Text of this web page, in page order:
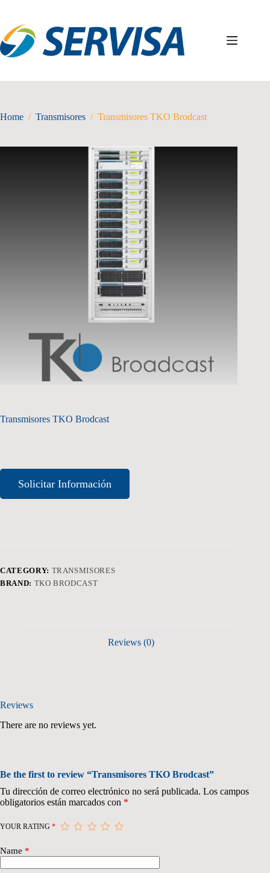
content
Home / Transmisores / Transmisores TKO Brodcast
Transmisores TKO Brodcast
Solicitar Información
CATEGORY: TRANSMISORES
BRAND: TKO BRODCAST
Reviews (0)
Reviews
There are no reviews yet.
Be the first to review “Transmisores TKO Brodcast”
Tu dirección de correo electrónico no será publicada. Los campos
obligatorios están marcados con *
YOUR RATING *
Name *